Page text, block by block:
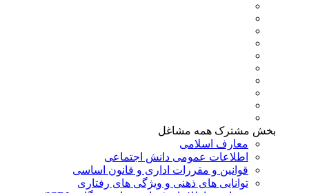
بخش مشترک همه مشاغل
معارف اسلامی
اطلاعات عمومی دانش اجتماعی
قوانین و مقررات اداری و قانون اساسی
توانایی های ذهنی و ویژگی های رفتاری